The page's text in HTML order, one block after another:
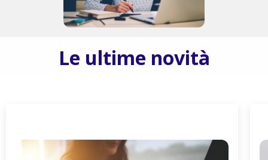
Le ultime novità